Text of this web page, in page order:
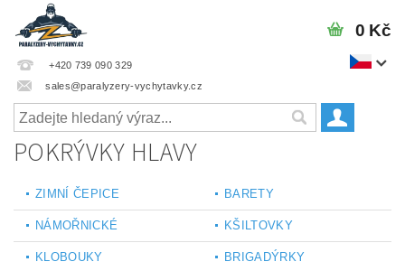
+420 739 090 329
sales@paralyzery-vychytavky.cz
0 Kč
POKRÝVKY HLAVY
ZIMNÍ ČEPICE BARETY
NÁMOŘNICKÉ KŠILTOVKY
KLOBOUKY BRIGADÝRKY